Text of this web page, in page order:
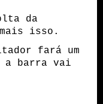
da
isso.
fará um
a barra vai